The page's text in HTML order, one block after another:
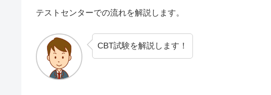
テストセンターでの流れを解説します。
CBT試験を解説します！